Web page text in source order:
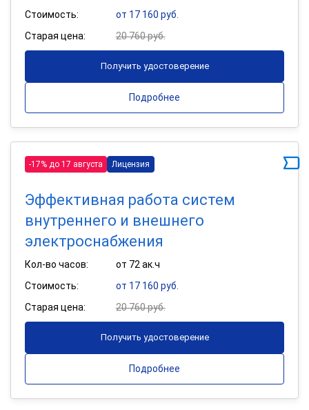
Стоимость:
от 17 160 руб.
Старая цена:
20 760 руб.
Получить удостоверение
Подробнее
-17% до 17 августа Лицензия
Эффективная работа систем
внутреннего и внешнего
электроснабжения
Кол-во часов:
от 72 ак.ч
Стоимость:
от 17 160 руб.
Старая цена:
20 760 руб.
Получить удостоверение
Подробнее